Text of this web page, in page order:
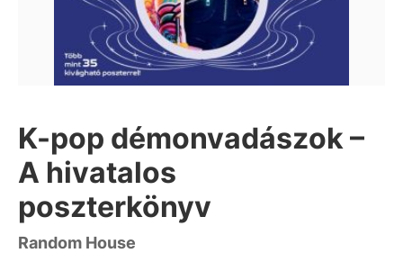
K-pop démonvadászok –
A hivatalos
poszterkönyv
Random House